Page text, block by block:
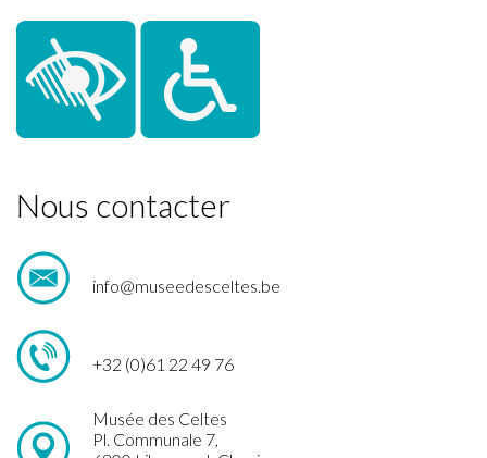
Nous contacter
info@museedesceltes.be
+32 (0)61 22 49 76
Musée des Celtes
Pl. Communale 7,